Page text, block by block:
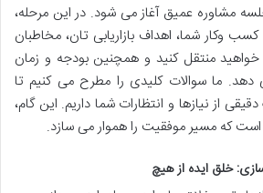
مشاوره عمیق آغاز می شود. در این مرحله،
وکار شما، اهداف بازاریابی تان، مخاطبان
منتقل کنید و همچنین بودجه و زمان
ما سوالات کلیدی را مطرح می کنیم تا
از نیازها و انتظارات شما داریم. این گام،
که مسیر موفقیت را هموار می سازد.